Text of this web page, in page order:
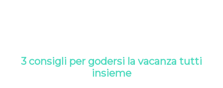
3 consigli per godersi la vacanza tutti
insieme